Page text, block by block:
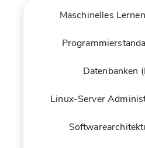
Maschinelles
Datenbanken
Linux-Server